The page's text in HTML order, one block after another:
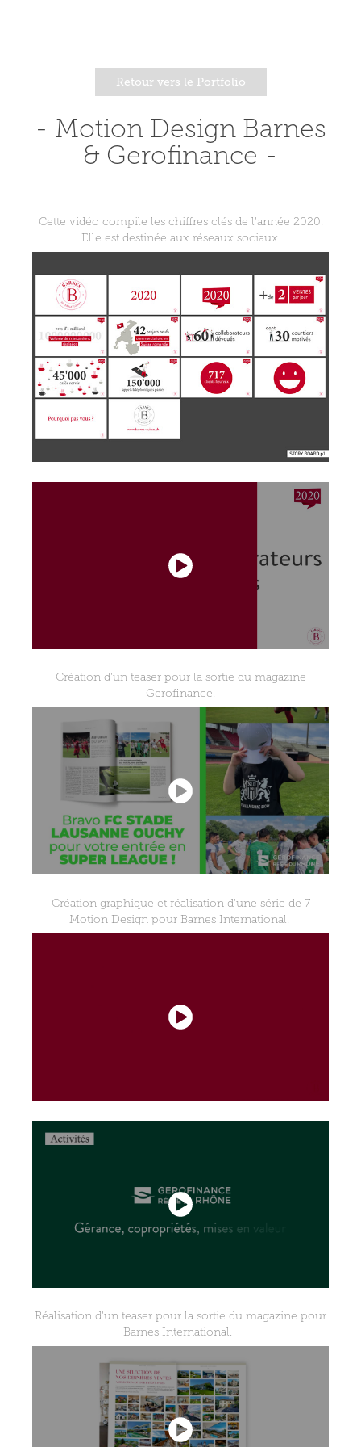
Retour vers le Portfolio
- Motion Design Barnes
& Gerofinance -
Cette vidéo compile les chiffres clés de l'année 2020.
Elle est destinée aux réseaux sociaux.
Création d'un teaser pour la sortie du magazine
Gerofinance.
Création graphique et réalisation d'une série de 7
Motion Design pour Barnes International.
Réalisation d'un teaser pour la sortie du magazine pour
Barnes International.